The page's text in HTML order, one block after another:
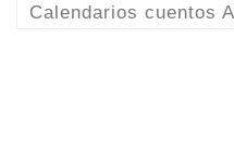
Calendarios cuentos